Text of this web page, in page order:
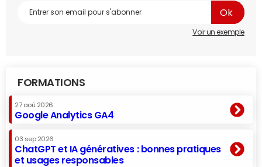
Voir un exemple
FORMATIONS
27 aoû 2026
Google Analytics GA4
03 sep 2026
ChatGPT et IA génératives : bonnes pratiques
et usages responsables